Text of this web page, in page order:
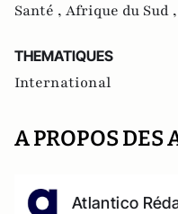
Santé , Afrique du Sud ,
THEMATIQUES
International
A PROPOS DES
Atlantico